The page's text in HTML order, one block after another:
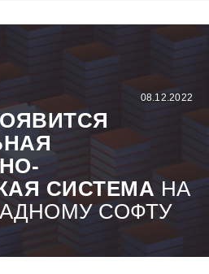
08.12.2022
СИСТЕМА НА
СОФТУ